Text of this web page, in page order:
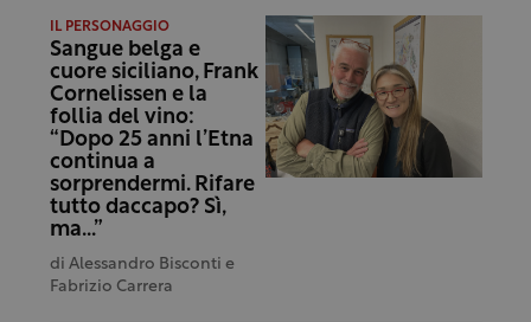
IL PERSONAGGIO
Sangue belga e
cuore siciliano, Frank
Cornelissen e la
follia del vino:
“Dopo 25 anni l’Etna
continua a
sorprendermi. Rifare
tutto daccapo? Sì,
ma…”
di Alessandro Bisconti e
Fabrizio Carrera